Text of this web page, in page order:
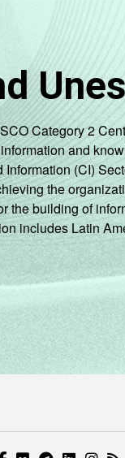
Category 2
and
(CI)
the
the building of
includes Latin